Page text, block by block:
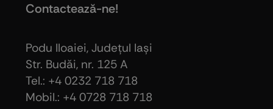
Contactează-ne!
Podu Iloaiei, Judeţul Iaşi
Str. Budăi, nr. 125 A
Tel.: +4 0232 718 718
Mobil.: +4 0728 718 718